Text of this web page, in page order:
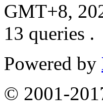
GMT+8,
13 queries .
Powered by
© 2001-